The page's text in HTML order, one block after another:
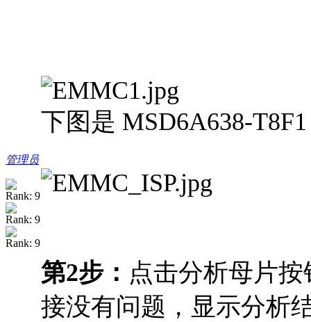
管理员
下图是 MSD6A638-
第2步： 点击分析母片
接没有问题，显示分析